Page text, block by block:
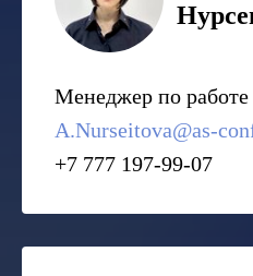
Менеджер по работе
A.Nurseitova@as-
+7 777 197-99-07